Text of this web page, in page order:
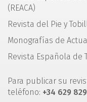
(REACA)
Revista del Pie y
Monografías de
Revista Española de
Para publicar su
teléfono: +34 629